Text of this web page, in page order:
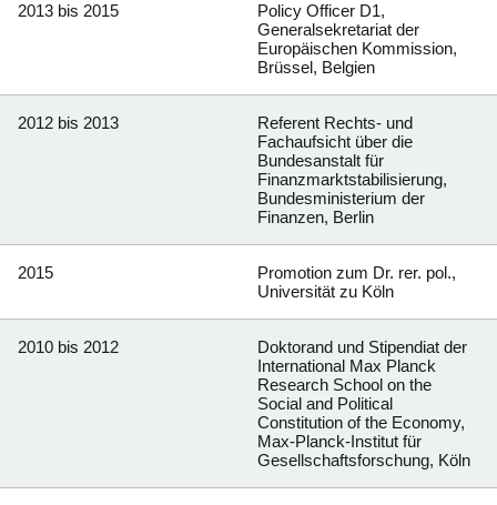
2013 bis 2015
Policy Officer D1,
Generalsekretariat der
Europäischen Kommission,
Brüssel, Belgien
2012 bis 2013
Referent Rechts- und
Fachaufsicht über die
Bundesanstalt für
Finanzmarktstabilisierung,
Bundesministerium der
Finanzen, Berlin
2015
Promotion zum Dr. rer. pol.,
Universität zu Köln
2010 bis 2012
Doktorand und Stipendiat der
International Max Planck
Research School on the
Social and Political
Constitution of the Economy,
Max-Planck-Institut für
Gesellschaftsforschung, Köln